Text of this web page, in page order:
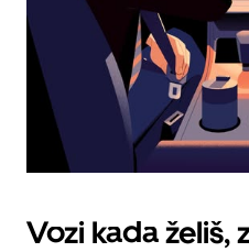
Vozi kada želiš,